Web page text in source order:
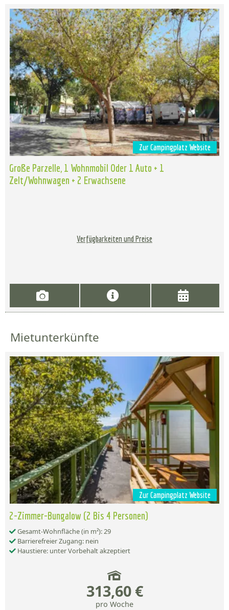
Zur Campingplatz Website
Große Parzelle, 1 Wohnmobil Oder 1 Auto + 1
Zelt/Wohnwagen + 2 Erwachsene
Verfügbarkeiten und Preise
Mietunterkünfte
Zur Campingplatz Website
2-Zimmer-Bungalow (2 Bis 4 Personen)
Gesamt-Wohnfläche (in m²): 29
Barrierefreier Zugang: nein
Haustiere: unter Vorbehalt akzeptiert
313,60 €
pro Woche